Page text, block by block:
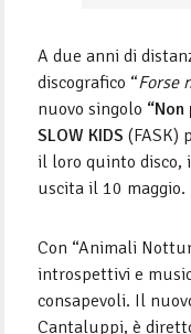
A due anni di
discografico “Forse
nuovo singolo
SLOW KIDS (FASK)
il loro quinto
uscita il 10 maggio.
Con “Animali
introspettivi e
consapevoli. Il
Cantaluppi, è